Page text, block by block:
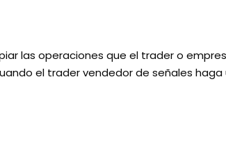
las operaciones que el trader o
el trader vendedor de señales haga